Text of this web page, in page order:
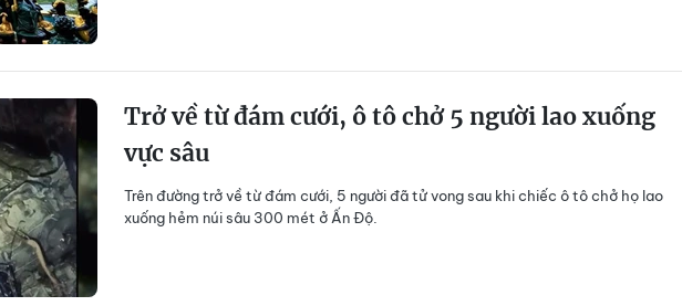
Trở về từ đám cưới, ô tô chở 5 người lao xuống
vực sâu
Trên đường trở về từ đám cưới, 5 người đã tử vong sau khi chiếc ô tô chở họ lao
xuống hẻm núi sâu 300 mét ở Ấn Độ.